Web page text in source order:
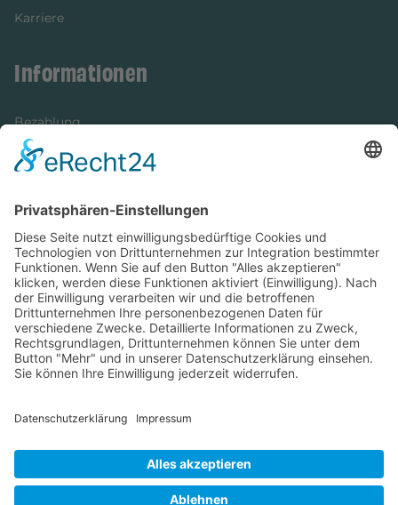
Karriere
Informationen
Bezahlung
Newsletter
Versandinformationen
Verfügbarkeit/Verträglichkeit
Rechtliches
Widerrufsrecht und Widerrufsformular
Impressum
Datenschutzerklärung
Cookie-Einstellungen
AGB
Streitbeilegungsstelle